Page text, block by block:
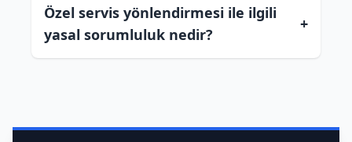
Özel servis yönlendirmesi ile ilgili
yasal sorumluluk nedir?
+